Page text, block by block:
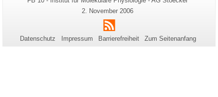
Informationen
zu
dieser
Seite
Letzte
Aktualisierung:
2. November 2006
RSS
Datenschutz Impressum Barrierefreiheit Zum Seitenanfang